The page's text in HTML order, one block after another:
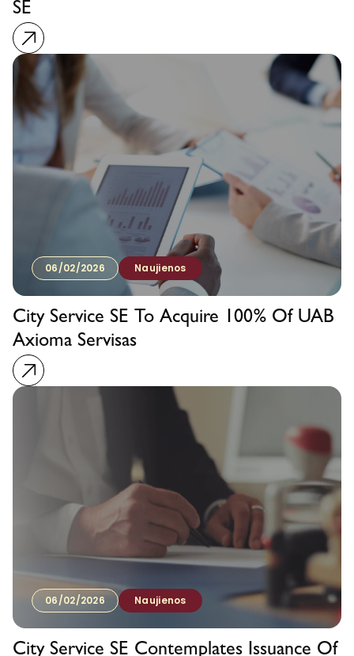
SE
06/02/2026 Naujienos
City Service SE To Acquire 100% Of UAB
Axioma Servisas
06/02/2026 Naujienos
City Service SE Contemplates Issuance Of